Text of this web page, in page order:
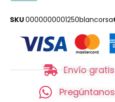
SKU0000000001250blancorsa
Envío